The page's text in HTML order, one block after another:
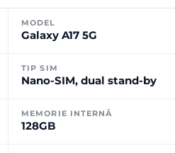
MODEL
Galaxy A17 5G
TIP SIM
Nano-SIM, dual stand-by
MEMORIE INTERNĂ
128GB